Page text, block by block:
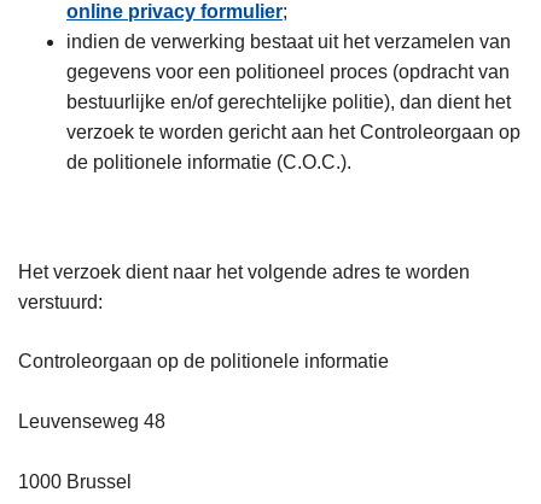
online privacy formulier;
indien de verwerking bestaat uit het verzamelen van
gegevens voor een politioneel proces (opdracht van
bestuurlijke en/of gerechtelijke politie), dan dient het
verzoek te worden gericht aan het Controleorgaan op
de politionele informatie (C.O.C.).
Het verzoek dient naar het volgende adres te worden
verstuurd:
Controleorgaan op de politionele informatie
Leuvenseweg 48
1000 Brussel